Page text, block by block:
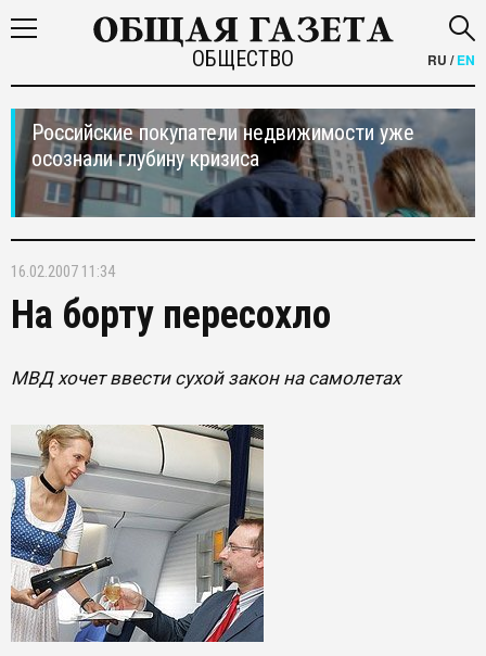
ОБЩЕСТВО RU /EN
Российские покупатели недвижимости уже
осознали глубину кризиса
16.02.2007 11:34
На борту пересохло
МВД хочет ввести сухой закон на самолетах